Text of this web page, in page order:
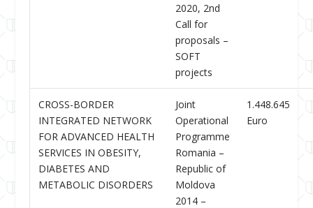
2020, 2nd
Call for
proposals –
SOFT
projects
CROSS-BORDER
INTEGRATED NETWORK
FOR ADVANCED HEALTH
SERVICES IN OBESITY,
DIABETES AND
METABOLIC DISORDERS
Joint
Operational
Programme
Romania –
Republic of
Moldova
2014 –
1.448.645
Euro